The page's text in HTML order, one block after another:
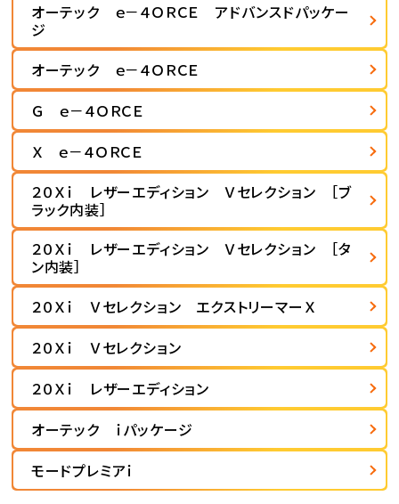
オーテック ｅ－４ＯＲＣＥ アドバンスドパッケー
ジ
オーテック ｅ－４ＯＲＣＥ
Ｇ ｅ－４ＯＲＣＥ
Ｘ ｅ－４ＯＲＣＥ
２０Ｘｉ レザーエディション Ｖセレクション ［ブ
ラック内装］
２０Ｘｉ レザーエディション Ｖセレクション ［タ
ン内装］
２０Ｘｉ Ｖセレクション エクストリーマーＸ
２０Ｘｉ Ｖセレクション
２０Ｘｉ レザーエディション
オーテック ｉパッケージ
モードプレミアｉ